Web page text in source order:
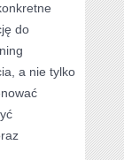
CIAŁA
MOTYWACJA
MUZYKĄ
do
a nie tylko